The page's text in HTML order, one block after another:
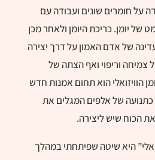
על חומרים שונים ועבודה עם
של יומן. כריכת היומן ולאחר מכן
של אדם האמון על דרך יצירה
צמיחה וריפוי ואף הצתה של
הוויזואלי הוא תחום אמנות חדש
של אלפים המגלים את
הכוח שיש ליצירה.
היא שיטה שפיתחתי במהלך